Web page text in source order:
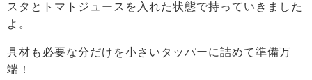
スタとトマトジュースを入れた状態で持っていきました
よ。
具材も必要な分だけを小さいタッパーに詰めて準備万
端！